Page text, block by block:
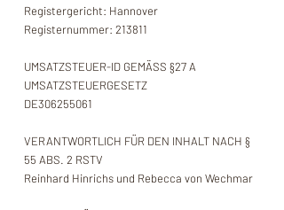
Registergericht: Hannover
Registernummer: 213811
UMSATZSTEUER-ID GEMÄSS §27 A
UMSATZSTEUERGESETZ
DE306255061
VERANTWORTLICH FÜR DEN INHALT NACH §
55 ABS. 2 RSTV
Reinhard Hinrichs und Rebecca von Wechmar